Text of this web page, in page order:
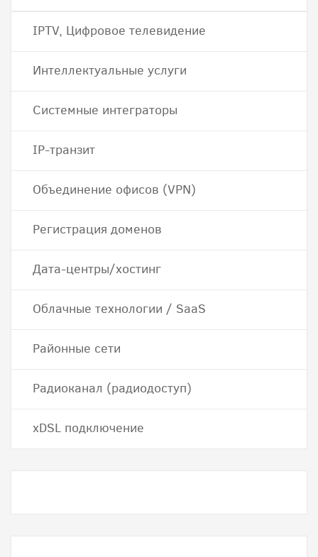
IPTV, Цифровое телевидение
Интеллектуальные услуги
Системные интеграторы
IP-транзит
Объединение офисов (VPN)
Регистрация доменов
Дата-центры/хостинг
Облачные технологии / SaaS
Районные сети
Радиоканал (радиодоступ)
хDSL подключение